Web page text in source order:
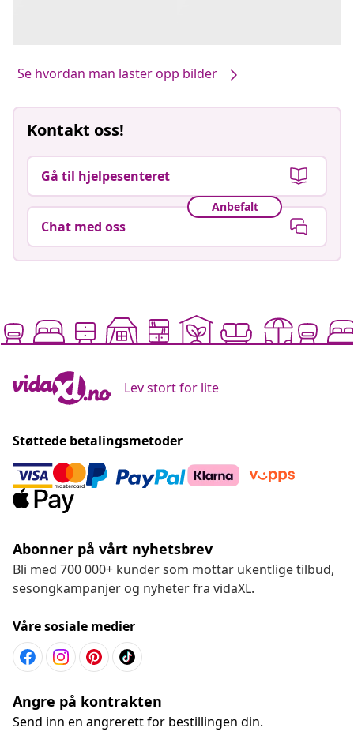
Se hvordan man laster opp bilder
Kontakt oss!
Gå til hjelpesenteret
Anbefalt
Chat med oss
Lev stort for lite
Støttede betalingsmetoder
Abonner på vårt nyhetsbrev
Bli med 700 000+ kunder som mottar ukentlige tilbud,
sesongkampanjer og nyheter fra vidaXL.
Våre sosiale medier
Angre på kontrakten
Send inn en angrerett for bestillingen din.